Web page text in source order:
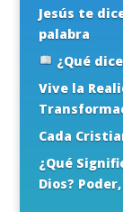
Jesús te
palabra
¿Qué
Vive la
Cada
¿Qué
Dios?